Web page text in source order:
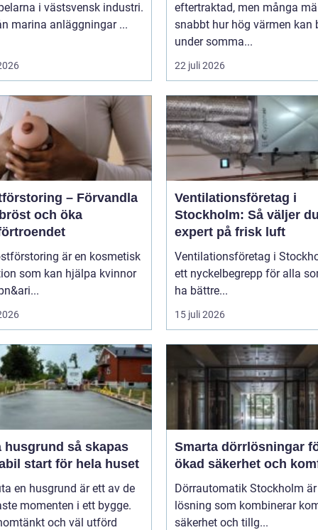
i västsvensk industri.
marina anläggningar ...
eftertraktad, men många
snabbt hur hög värmen kan
under somma...
22 juli 2026
– Förvandla
och öka
är en kosmetisk
som kan hjälpa kvinnor
Ventilationsföretag i
Stockholm: Så väljer
expert på frisk luft
Ventilationsföretag i
ett nyckelbegrepp för alla
ha bättre...
15 juli 2026
så skapas
start för hela huset
en husgrund är ett av de
momenten i ett bygge.
och väl utförd
Smarta dörrlösningar
ökad säkerhet och
Dörrautomatik Stockholm
lösning som kombinerar
säkerhet och tillg...